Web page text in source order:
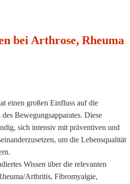
bei Arthrose, Rheuma
einen großen Einfluss auf die
Bewegungsapparates. Diese
sich intensiv mit präventiven und
um die Lebensqualität
Wissen über die relevanten
Arthritis, Fibromyalgie,